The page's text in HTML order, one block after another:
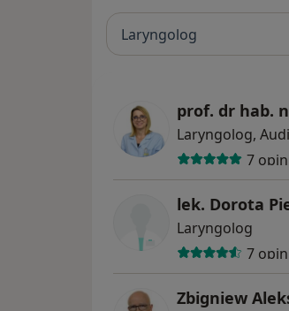
Laryngolog
prof. dr hab.
Laryngolog,
7
lek. Dorota
Laryngolog
7
Zbigniew